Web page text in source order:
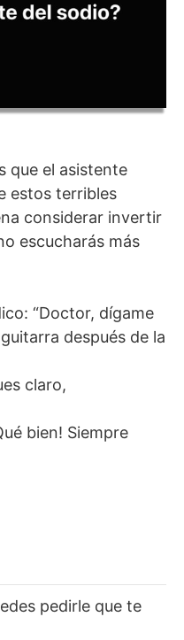
que el asistente
estos terribles
considerar invertir
escucharás más
“Doctor, dígame
después de la
claro,
bien! Siempre
pedirle que te